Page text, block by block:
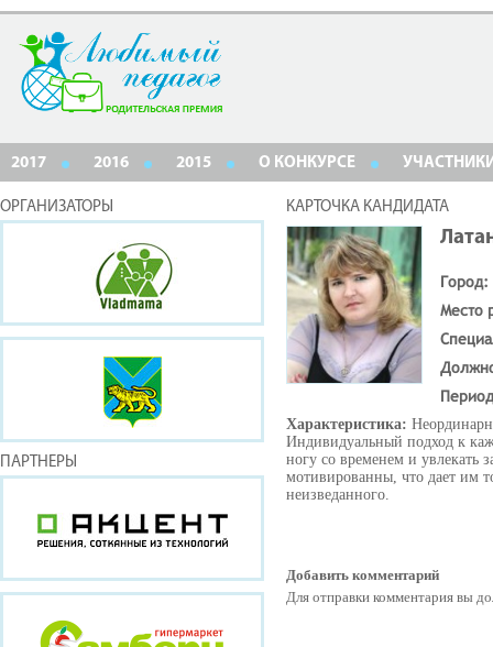
2017 2016 2015 О КОНКУРСЕ
ОРГАНИЗАТОРЫ
ПАРТНЕРЫ
КАРТОЧКА КАНДИДАТА
Город:
Место
Характеристика:
Индивидуальный подход к
ногу со временем и увлекать
мотивированны, что дает им
неизведанного.
Добавить комментарий
Для отправки комментария вы